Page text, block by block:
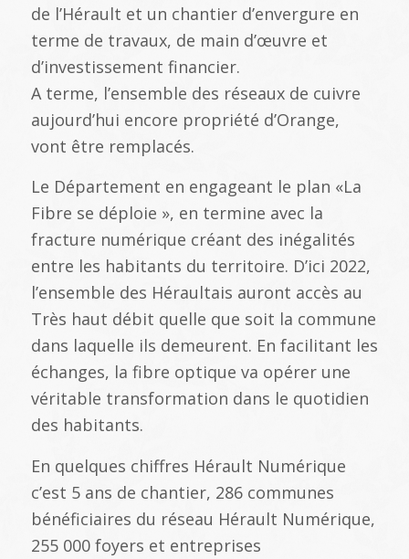
de l’Hérault et un chantier d’envergure en
terme de travaux, de main d’œuvre et
d’investissement financier.
A terme, l’ensemble des réseaux de cuivre
aujourd’hui encore propriété d’Orange,
vont être remplacés.
Le Département en engageant le plan «La
Fibre se déploie », en termine avec la
fracture numérique créant des inégalités
entre les habitants du territoire. D’ici 2022,
l’ensemble des Héraultais auront accès au
Très haut débit quelle que soit la commune
dans laquelle ils demeurent. En facilitant les
échanges, la fibre optique va opérer une
véritable transformation dans le quotidien
des habitants.
En quelques chiffres Hérault Numérique
c’est 5 ans de chantier, 286 communes
bénéficiaires du réseau Hérault Numérique,
255 000 foyers et entreprises